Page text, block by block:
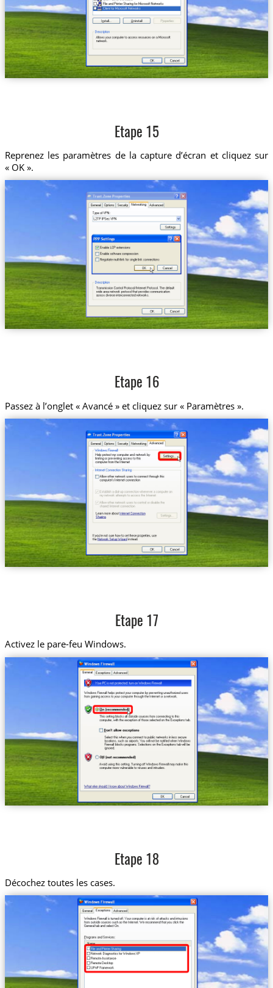
Etape 15
Reprenez les paramètres de la capture d’écran et cliquez sur
« OK ».
Etape 16
Passez à l’onglet « Avancé » et cliquez sur « Paramètres ».
Etape 17
Activez le pare-feu Windows.
Etape 18
Décochez toutes les cases.